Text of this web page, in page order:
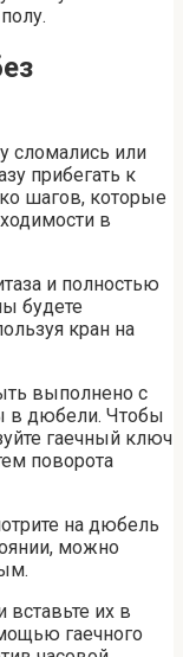
сломались или
прибегать к
шагов, которые
в
и полностью
будете
кран на
выполнено с
в дюбели. Чтобы
гаечный ключ
поворота
на дюбель
можно
их в
гаечного